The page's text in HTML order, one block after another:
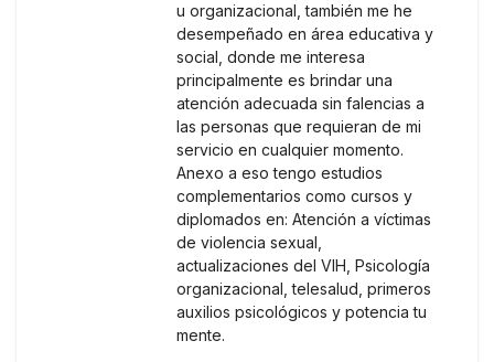
u organizacional, también me he
desempeñado en área educativa y
social, donde me interesa
principalmente es brindar una
atención adecuada sin falencias a
las personas que requieran de mi
servicio en cualquier momento.
Anexo a eso tengo estudios
complementarios como cursos y
diplomados en: Atención a víctimas
de violencia sexual,
actualizaciones del VIH, Psicología
organizacional, telesalud, primeros
auxilios psicológicos y potencia tu
mente.